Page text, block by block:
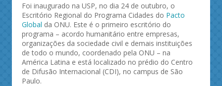
Foi inaugurado na USP, no dia 24 de outubro, o
Escritório Regional do Programa Cidades do Pacto
Global da ONU. Este é o primeiro escritório do
programa – acordo humanitário entre empresas,
organizações da sociedade civil e demais instituições
de todo o mundo, coordenado pela ONU – na
América Latina e está localizado no prédio do Centro
de Difusão Internacional (CDI), no campus de São
Paulo.